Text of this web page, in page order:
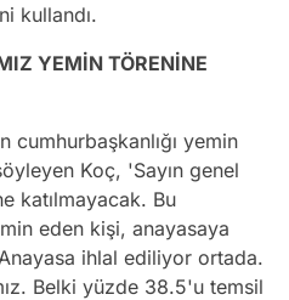
kullandı.
YEMİN TÖRENİNE
cumhurbaşkanlığı yemin
Koç, 'Sayın genel
katılmayacak. Bu
eden kişi, anayasaya
Anayasa ihlal ediliyor ortada.
Belki yüzde 38.5'u temsil